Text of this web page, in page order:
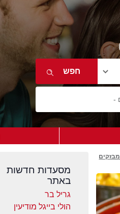
מסעדות חדשות
באתר
גריל בר
הולי בייגל מודיעין